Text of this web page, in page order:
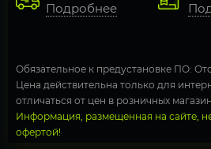
Подробнее
Обязательное к предустановке ПО:
Цена действительна только для
отличаться от цен в розничных
Информация, размещенная на сайте,
офертой!